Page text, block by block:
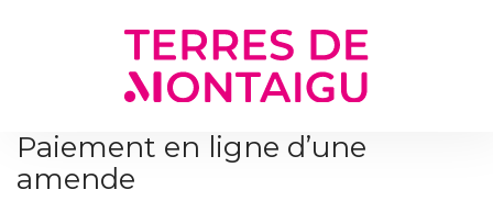
Paiement en ligne d’une
amende